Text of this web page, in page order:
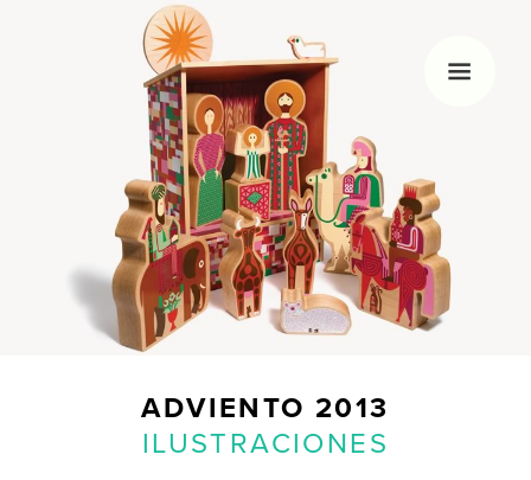
ADVIENTO 2013
ILUSTRACIONES
HOLA, SOY MARGÓ
Me gusta la navidad, nadar, dibujar y los
calendarios de Adviento. Hace unos años decidí
empezar con este blog que sólo actualizo
veinticuatro días al año.